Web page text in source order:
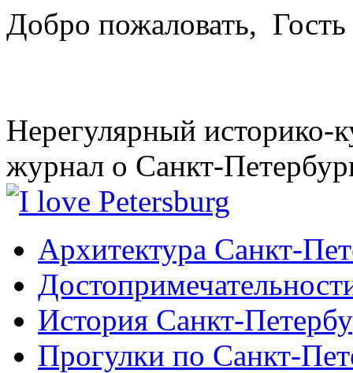
Добро пожаловать, Гость
Нерегулярный историко-
журнал о Санкт-
Архитектура Санкт-
История Санкт-
Прогулки по Санкт-